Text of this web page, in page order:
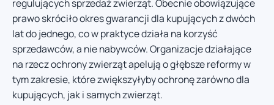
regulujących sprzedaż zwierząt. Obecnie obowiązujące
prawo skróciło okres gwarancji dla kupujących z dwóch
lat do jednego, co w praktyce działa na korzyść
sprzedawców, a nie nabywców. Organizacje działające
na rzecz ochrony zwierząt apelują o głębsze reformy w
tym zakresie, które zwiększyłyby ochronę zarówno dla
kupujących, jak i samych zwierząt.